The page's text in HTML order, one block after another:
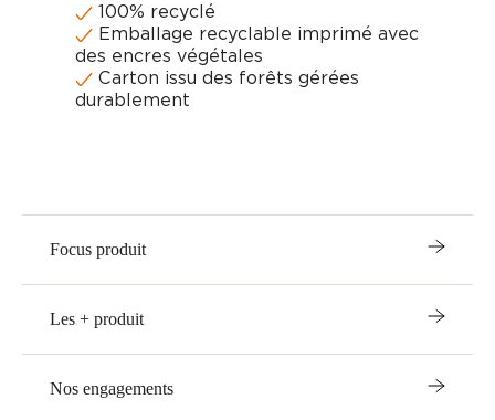
100% recyclé
Emballage recyclable imprimé avec
des encres végétales
Carton issu des forêts gérées
durablement
Focus produit
Les + produit
Nos engagements